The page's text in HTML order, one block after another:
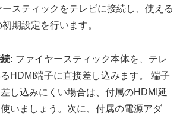
スティックをテレビに接続し、使える
期設定を行います。
: ファイヤースティック本体を、テレ
HDMI端子に直接差し込みます。 端子
し込みにくい場合は、付属のHDMI延
いましょう。次に、付属の電源アダ